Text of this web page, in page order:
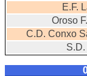
E.F.
Oroso
C.D. Conxo